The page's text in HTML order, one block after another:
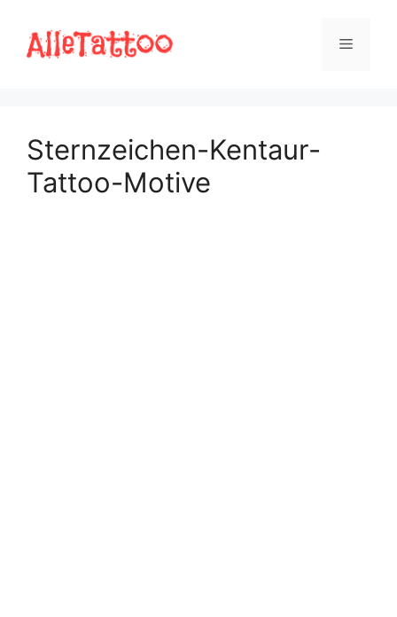
Inhalt
springen
Menü
Sternzeichen-Kentaur-
Tattoo-Motive